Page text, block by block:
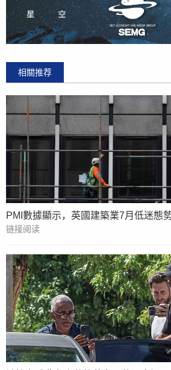
相關推荐
PMI數據顯示，英國建築業7月低迷態
链接阅读